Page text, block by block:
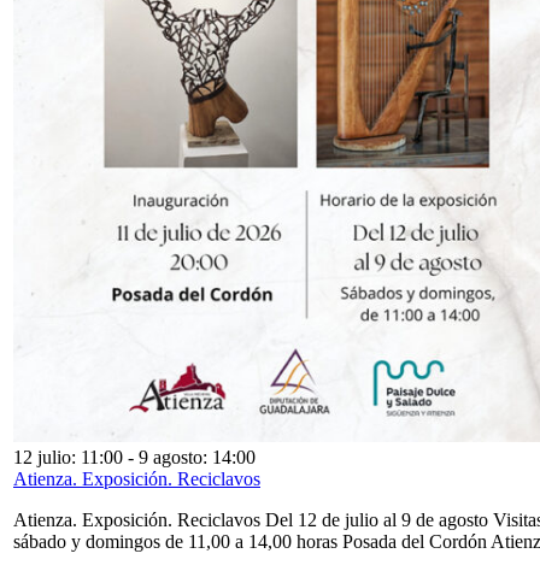
12 julio: 11:00 - 9 agosto: 14:00
Atienza. Exposición. Reciclavos
Atienza. Exposición. Reciclavos Del 12 de julio al 9 de agosto
sábado y domingos de 11,00 a 14,00 horas Posada del Cordón